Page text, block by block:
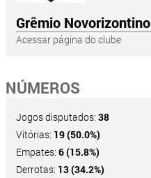
Grêmio Novorizontino
Acessar página do clube
NÚMEROS
Jogos disputados: 38
Vitórias: 19 (50.0%)
Empates: 6 (15.8%)
Derrotas: 13 (34.2%)